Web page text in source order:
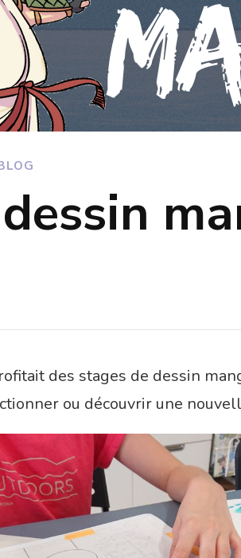
des stages de dessin
ou découvrir une